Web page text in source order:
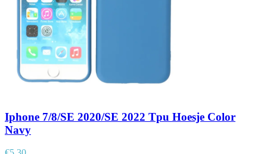
Iphone 7/8/SE 2020/SE 2022 Tpu Hoesje Color
Navy